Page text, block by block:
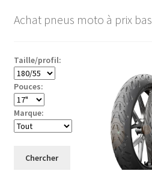
Achat pneus moto à prix bas
Taille/profil:
Pouces:
Marque:
Chercher